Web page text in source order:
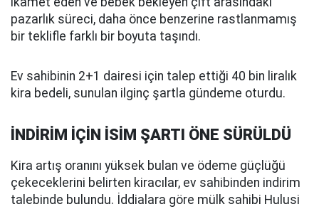
pazarlık süreci, daha önce benzerine rastlanmamış
bir teklifle farklı bir boyuta taşındı.
Ev sahibinin 2+1 dairesi için talep ettiği 40 bin liralık
kira bedeli, sunulan ilginç şartla gündeme oturdu.
İNDİRİM İÇİN İSİM ŞARTI ÖNE SÜRÜLDÜ
Kira artış oranını yüksek bulan ve ödeme güçlüğü
çekeceklerini belirten kiracılar, ev sahibinden indirim
talebinde bulundu. İddialara göre mülk sahibi Hulusi